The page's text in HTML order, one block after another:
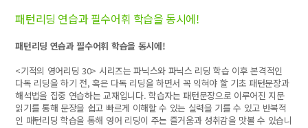
패턴리딩 연습과 필수어휘 학습을 동시에!
패턴리딩 연습과 필수어휘 학습을 동시에!
<기적의 영어리딩 30> 시리즈는 파닉스와 파닉스 리딩 학습 이후 본격적인
다독 리딩을 하기 전, 혹은 다독 리딩을 하면서 꼭 익혀야 할 기초 패턴문장과
해석법을 집중 연습하는 교재입니다. 학습자는 패턴문장으로 이루어진 지문
읽기를 통해 문장을 쉽고 빠르게 이해할 수 있는 실력을 기를 수 있고 반복적
인 패턴리딩 학습을 통해 영어 리딩이 주는 즐거움과 성취감을 맛볼 수 있습니